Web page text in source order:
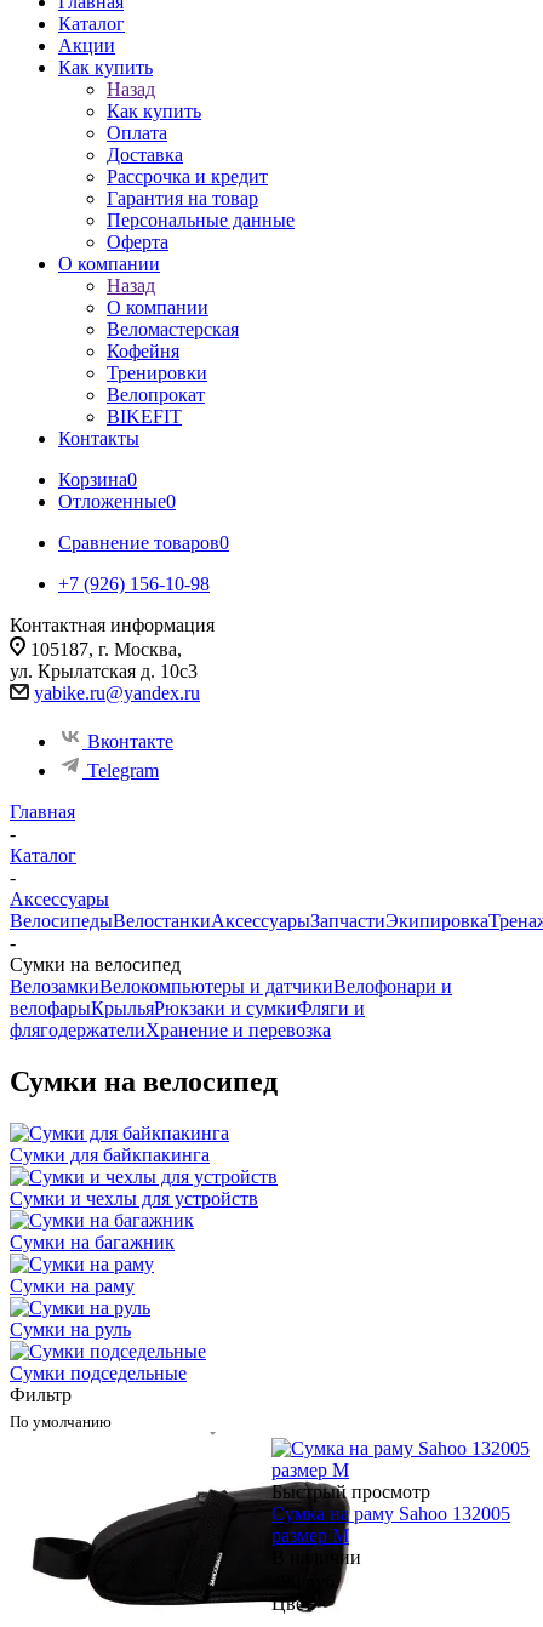
Каталог
Акции
Как купить
Назад
Как купить
Оплата
Доставка
Рассрочка и кредит
Гарантия на товар
Персональные данные
Оферта
О компании
Назад
О компании
Веломастерская
Кофейня
Тренировки
Велопрокат
BIKEFIT
Контакты
Корзина0
Отложенные0
Сравнение товаров0
+7 (926) 156-10-98
Контактная информация
105187, г. Москва,
ул. Крылатская д. 10с3
yabike.ru@yandex.ru
Вконтакте
Telegram
Главная
-
Каталог
-
Аксессуары
ВелосипедыВелостанкиАксессуарыЗапчастиЭкипировка
-
Сумки на велосипед
ВелозамкиВелокомпьютеры и датчикиВелофонари и
велофарыКрыльяРюкзаки и сумкиФляги и
флягодержателиХранение и перевозка
Сумки на велосипед
Сумки для байкпакинга
Сумки и чехлы для устройств
Сумки на багажник
Сумки на раму
Сумки на руль
Сумки подседельные
Фильтр
По умолчанию
Быстрый просмотр
Сумка на раму Sahoo 132005
размер M
В наличии
руб.
Цвет